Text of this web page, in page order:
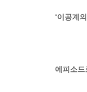
‘이공계
에피소